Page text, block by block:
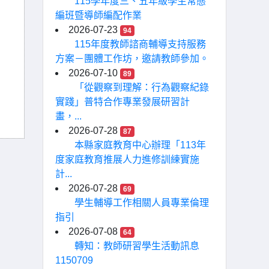
編班暨導師編配作業
2026-07-23
94
115年度教師諮商輔導支持服務
方案－團體工作坊，邀請教師參加。
2026-07-10
89
「從觀察到理解：行為觀察紀錄
實踐」普特合作專業發展研習計
畫，...
2026-07-28
87
本縣家庭教育中心辦理「113年
度家庭教育推展人力進修訓練實施
計...
2026-07-28
69
學生輔導工作相關人員專業倫理
指引
2026-07-08
64
轉知：教師研習學生活動訊息
1150709